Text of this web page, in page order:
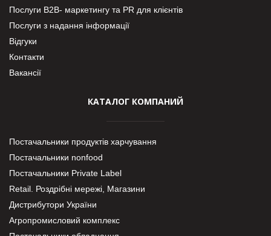
Послуги В2В- маркетингу та PR для клієнтів
Послуги з надання інформації
Відгуки
Контакти
Вакансії
КАТАЛОГ КОМПАНИЙ
Постачальники продуктів харчування
Постачальники nonfood
Постачальники Private Label
Retail. Роздрібні мережі, Магазини
Дистрибутори України
Агропромисловий комплекс